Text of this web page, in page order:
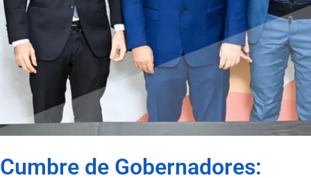
Cumbre de Gobernadores: